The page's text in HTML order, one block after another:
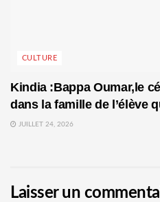
CULTURE
Kindia :Bappa Oumar,le
dans la famille de l’élève
JUILLET 24, 2026
Laisser un